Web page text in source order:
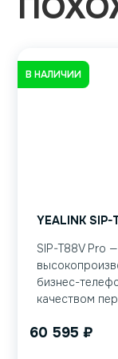
В НАЛИЧИИ
YEALINK SIP-
SIP-T88V Pro
бизнес-
качеством
60 595 ₽